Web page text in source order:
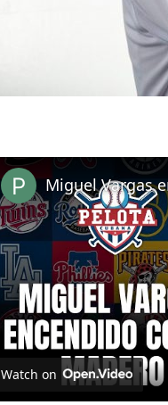
Miguel Vargas
Watch on